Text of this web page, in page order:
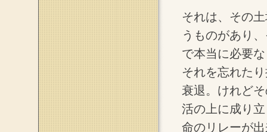
それは、その
うものがあり
で本当に必要
それを忘れた
衰退。けれど
活の上に成り
命のリレーが